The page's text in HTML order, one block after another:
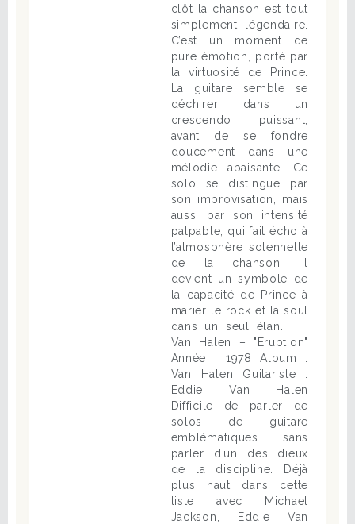
clôt la chanson est tout
simplement légendaire.
C’est un moment de
pure émotion, porté par
la virtuosité de Prince.
La guitare semble se
déchirer dans un
crescendo puissant,
avant de se fondre
doucement dans une
mélodie apaisante. Ce
solo se distingue par
son improvisation, mais
aussi par son intensité
palpable, qui fait écho à
l’atmosphère solennelle
de la chanson. Il
devient un symbole de
la capacité de Prince à
marier le rock et la soul
dans un seul élan.
Van Halen – "Eruption"
Année : 1978 Album :
Van Halen Guitariste :
Eddie Van Halen
Difficile de parler de
solos de guitare
emblématiques sans
parler d’un des dieux
de la discipline. Déjà
plus haut dans cette
liste avec Michael
Jackson, Eddie Van